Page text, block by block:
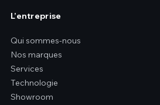
L’entreprise
Qui sommes-nous
Nos marques
Services
Technologie
Showroom